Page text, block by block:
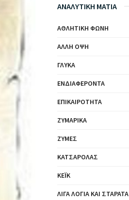
ΑΝΑΛΥΤΙΚΗ ΜΑΤΙΑ
ΑΘΛΗΤΙΚΉ ΦΩΝΉ
ΆΛΛΗ ΌΨΗ
ΓΛΥΚΆ
ΕΝΔΙΑΦΈΡΟΝΤΑ
ΕΠΙΚΑΙΡΌΤΗΤΑ
ΖΥΜΑΡΙΚΆ
ΖΎΜΕΣ
ΚΑΤΣΑΡΌΛΑΣ
ΚΈΙΚ
ΛΊΓΑ ΛΌΓΙΑ ΚΑΙ ΣΤΑΡΆΤΑ